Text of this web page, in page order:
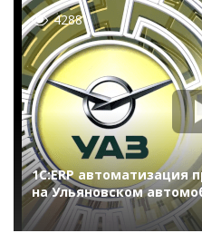
4288
1С:ERP автоматизация
на Ульяновском